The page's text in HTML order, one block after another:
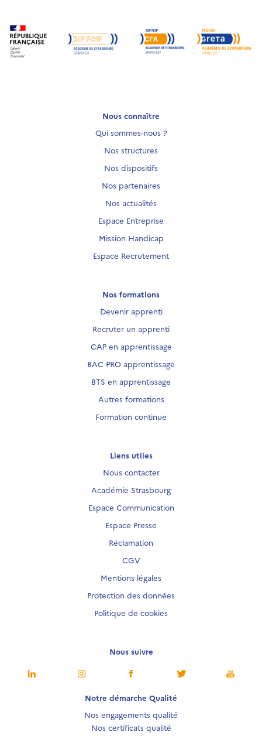
Nous connaître
Qui sommes-nous ?
Nos structures
Nos dispositifs
Nos partenaires
Nos actualités
Espace Entreprise
Mission Handicap
Espace Recrutement
Nos formations
Devenir apprenti
Recruter un apprenti
CAP en apprentissage
BAC PRO apprentissage
BTS en apprentissage
Autres formations
Formation continue
Liens utiles
Nous contacter
Académie Strasbourg
Espace Communication
Espace Presse
Réclamation
CGV
Mentions légales
Protection des données
Politique de cookies
Nous suivre
Notre démarche Qualité
Nos engagements qualité
Nos certificats qualité